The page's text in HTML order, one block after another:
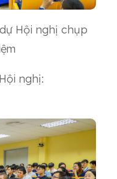
Hội nghị chụp
nghị: